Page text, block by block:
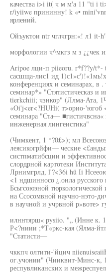
качества i>i it( ч м м'а 11 "ti i
r/iyiiwe прининну! k «•
ярлений.
Ойъуктои ntr чглчгрн:«! л1 it-
морфологии ч^мкгз м з ¿¿чек
Aripoe лци-п piieoru. r*f??y/t*-
сасшща-лис1 ид
конференциях и семинарах, в
семинар*» "Стятистическаз и
tierkchiii; чзнкор" (Ллма-Ата,
«Oi'j<er<?HUHi( т>орио-'югоб
семинара "Ста—
инженерная лингеистика"
(Чимкент, 1 *?0£>); мл
леясикогрйфи— ческие
систпматибсции и
слордрной картотеки
Лрнимгрлд, l'?<36i hü Ii
<1 ндшинносо ¿.онла
Бсьгсоюэной
на Ссосомвной научно-нэто-
в научной и учрвной р»воте>
илннтярш« pysiio. "„ (Инне к.
Р<?ниии ;*Т«ркс-кая (Ялма-
"Статисти—
чккпч олтити-'йцич
ог.учонии" (Чииквит-Минс-к,
респувликанских и